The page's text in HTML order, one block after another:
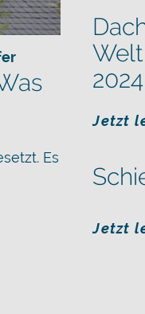
Es
2024
Jetzt
Jetzt